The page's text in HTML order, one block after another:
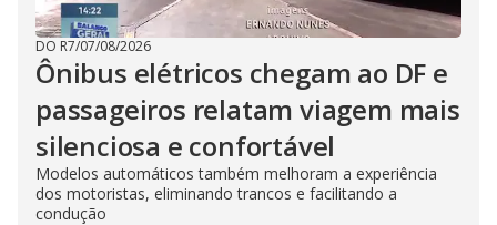
DO R7/07/08/2026
Ônibus elétricos chegam ao DF e
passageiros relatam viagem mais
silenciosa e confortável
Modelos automáticos também melhoram a experiência
dos motoristas, eliminando trancos e facilitando a
condução